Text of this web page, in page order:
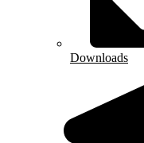
Downloads